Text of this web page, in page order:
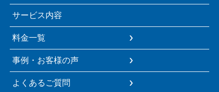
サービス内容
料金一覧
事例・お客様の声
よくあるご質問